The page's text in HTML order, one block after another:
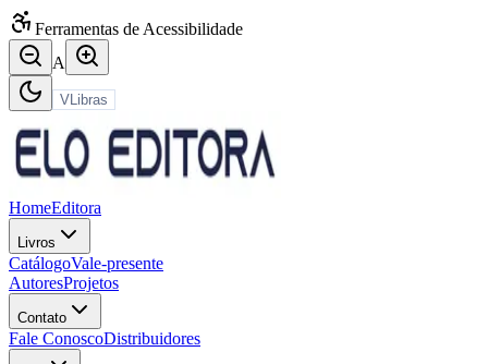
Ferramentas de Acessibilidade
A
VLibras
HomeEditora
Livros
CatálogoVale-presente
AutoresProjetos
Contato
Fale ConoscoDistribuidores